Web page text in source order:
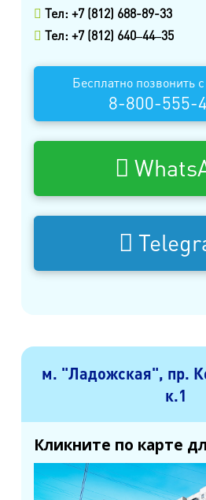
Тел: +7 (812) 688-89-33
Тел: +7 (812) 640‒44‒35
Бесплатно позвонить
8-800-555-
м. "Ладожская", пр.
к.1
Кликните по карте